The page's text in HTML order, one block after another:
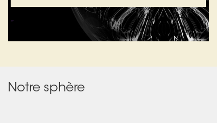
"
Notre sphère